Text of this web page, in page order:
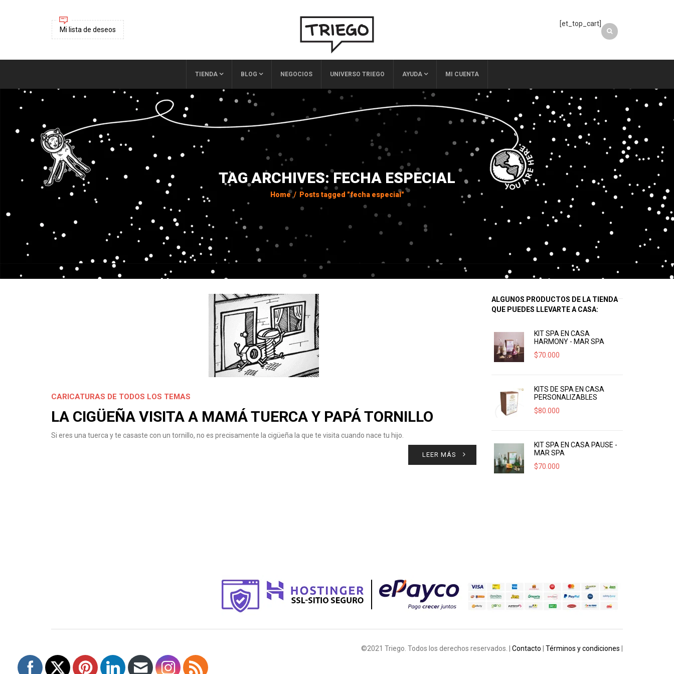
Mi lista de deseos
[et_top_cart]
TIENDA BLOG NEGOCIOS UNIVERSO TRIEGO AYUDA MI CUENTA
TAG ARCHIVES: FECHA ESPECIAL
Home / Posts tagged "fecha especial"
CARICATURAS DE TODOS LOS TEMAS
LA CIGÜEÑA VISITA A MAMÁ TUERCA Y PAPÁ TORNILLO
Si eres una tuerca y te casaste con un tornillo, no es precisamente la cigüeña la que te visita cuando nace tu hijo.
LEER MÁS
ALGUNOS PRODUCTOS DE LA TIENDA
QUE PUEDES LLEVARTE A CASA:
KIT SPA EN CASA
HARMONY - MAR SPA
$70.000
KITS DE SPA EN CASA
PERSONALIZABLES
$80.000
KIT SPA EN CASA PAUSE -
MAR SPA
$70.000
©2021 Triego. Todos los derechos reservados. | Contacto Términos y condiciones